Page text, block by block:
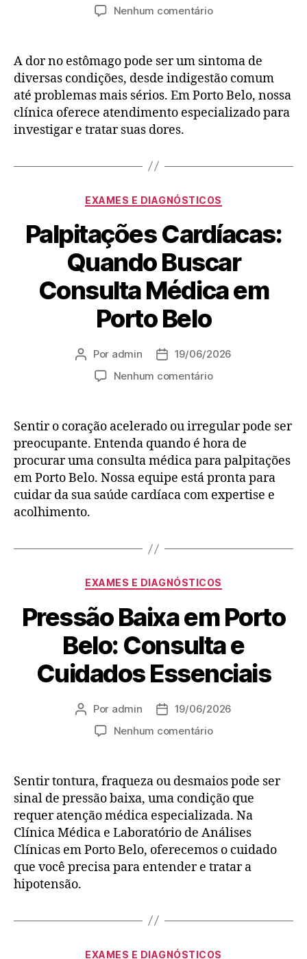
Nenhum comentário
A dor no estômago pode ser um sintoma de
diversas condições, desde indigestão comum
até problemas mais sérios. Em Porto Belo, nossa
clínica oferece atendimento especializado para
investigar e tratar suas dores.
EXAMES E DIAGNÓSTICOS
Palpitações Cardíacas:
Quando Buscar
Consulta Médica em
Porto Belo
Por admin
19/06/2026
Nenhum comentário
Sentir o coração acelerado ou irregular pode ser
preocupante. Entenda quando é hora de
procurar uma consulta médica para palpitações
em Porto Belo. Nossa equipe está pronta para
cuidar da sua saúde cardíaca com expertise e
acolhimento.
EXAMES E DIAGNÓSTICOS
Pressão Baixa em Porto
Belo: Consulta e
Cuidados Essenciais
Por admin
19/06/2026
Nenhum comentário
Sentir tontura, fraqueza ou desmaios pode ser
sinal de pressão baixa, uma condição que
requer atenção médica especializada. Na
Clínica Médica e Laboratório de Análises
Clínicas em Porto Belo, oferecemos o cuidado
que você precisa para entender e tratar a
hipotensão.
EXAMES E DIAGNÓSTICOS